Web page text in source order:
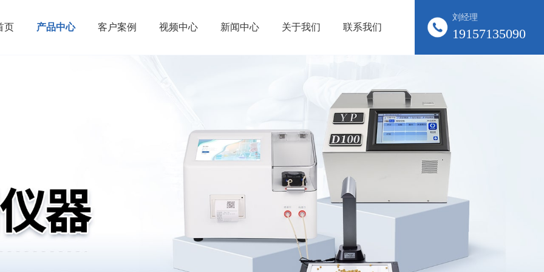
刘经理
19157135090
页 产品中心 客户案例 视频中心 新闻中心 关于我们 联系我们